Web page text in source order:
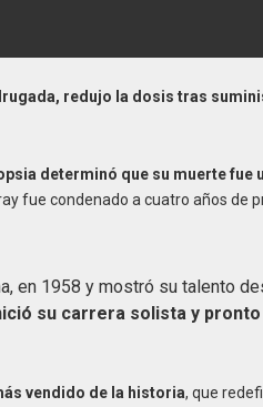
redujo la dosis tras
determinó que su muerte fue
fue condenado a cuatro años de
en 1958 y mostró su talento
su carrera solista y
vendido de la historia, que